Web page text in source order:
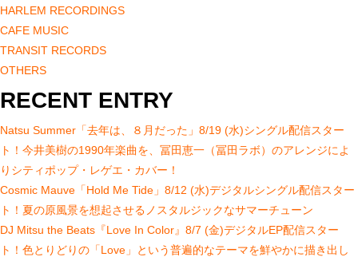
HARLEM RECORDINGS
CAFE MUSIC
TRANSIT RECORDS
OTHERS
RECENT ENTRY
Natsu Summer「去年は、８月だった」8/19 (水)シングル配信スター
ト！今井美樹の1990年楽曲を、冨田恵一（冨田ラボ）のアレンジによ
りシティポップ・レゲエ・カバー！
Cosmic Mauve「Hold Me Tide」8/12 (水)デジタルシングル配信スター
ト！夏の原風景を想起させるノスタルジックなサマーチューン
DJ Mitsu the Beats『Love In Color』8/7 (金)デジタルEP配信スター
ト！色とりどりの「Love」という普遍的なテーマを鮮やかに描き出し